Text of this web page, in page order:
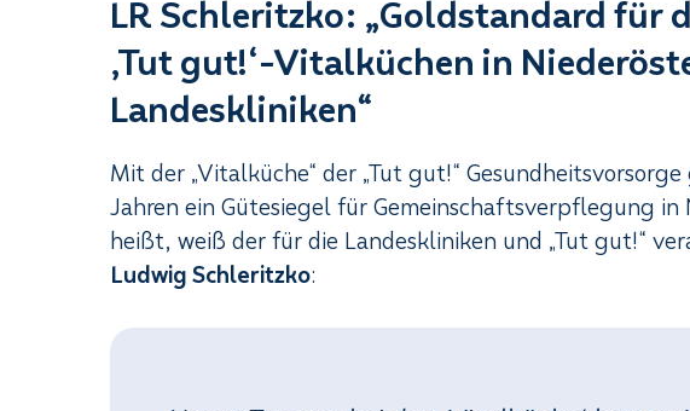
LR Schleritzko: „Goldstandard für
‚Tut gut!‘-Vitalküchen in
Landeskliniken“
Mit der „Vitalküche“ der „Tut gut!“
Jahren ein Gütesiegel für Gemeinschaftsverpflegung in
heißt, weiß der für die Landeskliniken und „Tut gut!“
Ludwig Schleritzko: